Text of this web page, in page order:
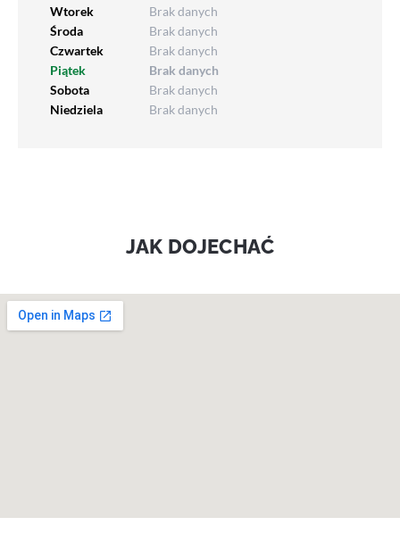
Wtorek
Brak danych
Środa
Brak danych
Czwartek
Brak danych
Piątek
Brak danych
Sobota
Brak danych
Niedziela
Brak danych
JAK DOJECHAĆ